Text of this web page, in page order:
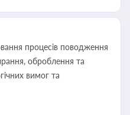
процесів поводження
оброблення та
вимог та